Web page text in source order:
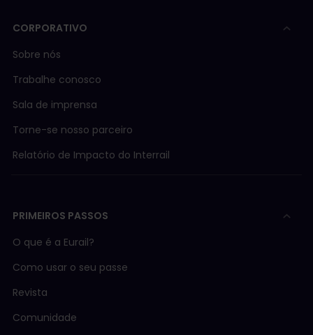
CORPORATIVO
Sobre nós
Trabalhe conosco
Sala de imprensa
Torne-se nosso parceiro
Relatório de Impacto do Interrail
PRIMEIROS PASSOS
O que é a Eurail?
Como usar o seu passe
Revista
Comunidade